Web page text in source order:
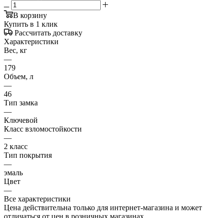
В корзину
Купить в 1 клик
Рассчитать доставку
Характеристики
Вес, кг
—
179
Объем, л
—
46
Тип замка
—
Ключевой
Класс взломостойкости
—
2 класс
Тип покрытия
—
эмаль
Цвет
—
Все характеристики
Цена действительна только для интернет-магазина и может
отличаться от цен в розничных магазинах